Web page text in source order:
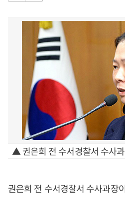
▲ 권은희 전 수서경찰서 수사
권은희 전 수서경찰서 수사과장